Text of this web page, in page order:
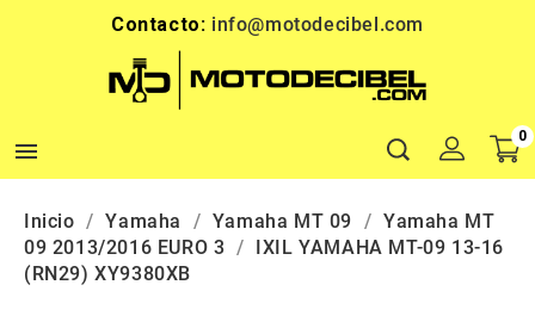
Contacto: info@motodecibel.com

0
Inicio Yamaha Yamaha MT 09
Yamaha MT
09 2013/2016 EURO 3
IXIL YAMAHA MT-09 13-16
(RN29) XY9380XB